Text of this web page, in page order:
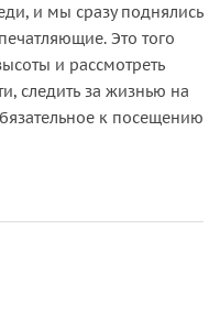
и мы сразу поднялись
Это того
и рассмотреть
следить за жизнью на
к посещению